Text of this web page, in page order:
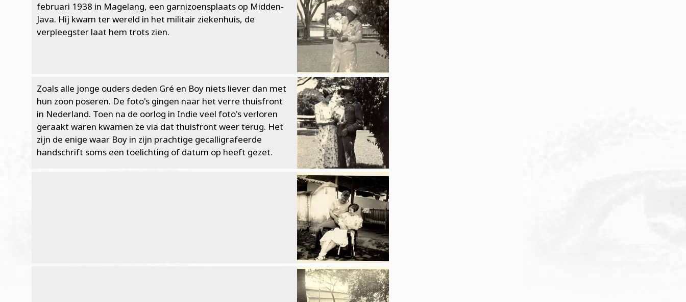
februari 1938 in Magelang, een garnizoensplaats op Midden-
Java. Hij kwam ter wereld in het militair ziekenhuis, de
verpleegster laat hem trots zien.
Zoals alle jonge ouders deden Gré en Boy niets liever dan met
hun zoon poseren. De foto's gingen naar het verre thuisfront
in Nederland. Toen na de oorlog in Indie veel foto's verloren
geraakt waren kwamen ze via dat thuisfront weer terug. Het
zijn de enige waar Boy in zijn prachtige gecalligrafeerde
handschrift soms een toelichting of datum op heeft gezet.